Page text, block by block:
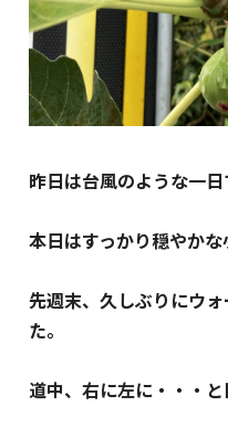
昨日は台風のような一
本日はすっかり穏や
先週末、久しぶりにウ
た。
道中、右に左に・・・